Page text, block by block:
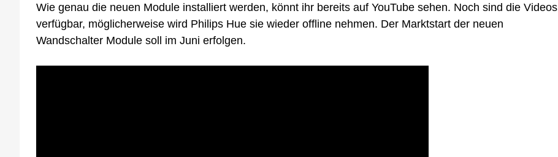
Wie genau die neuen Module installiert werden, könnt ihr bereits auf YouTube sehen. Noch sind die Videos
verfügbar, möglicherweise wird Philips Hue sie wieder offline nehmen. Der Marktstart der neuen
Wandschalter Module soll im Juni erfolgen.